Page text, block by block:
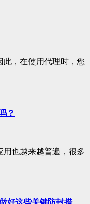
此，在使用代理时，您
？
用也越来越普遍，很多
好这些关键防封措